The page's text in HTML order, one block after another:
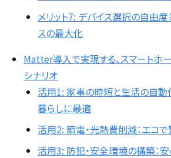
メリット7: デバイス選択の自由度
スの最大化
Matter導入で実現する、スマートホ
シナリオ
活用1: 家事の時短と生活の自動
暮らしに最適
活用2: 節電・光熱費削減：エコ
活用3: 防犯・安全環境の構築：